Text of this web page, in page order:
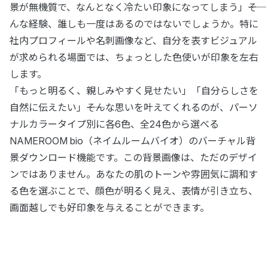
景が無機質で、なんとなく冷たい印象になってしまう」――そ
んな経験、誰しも一度はあるのではないでしょうか。特に
社内プロフィールや名刺画像など、自分を表すビジュアル
が求められる場面では、ちょっとした色使いが印象を左右
します。
「もっと明るく、親しみやすく見せたい」「自分らしさを
自然に伝えたい」――そんな思いを叶えてくれるのが、パーソ
ナルカラータイプ別に各6色、全24色から選べる
NAMEROOM bio（ネイムルームバイオ）のバーチャル背
景ダウンロード機能です。この背景画像は、ただのデザイ
ンではありません。あなたの肌のトーンや雰囲気に調和す
る色を選ぶことで、顔色が明るく見え、表情が引き立ち、
画面越しでも好印象を与えることができます。